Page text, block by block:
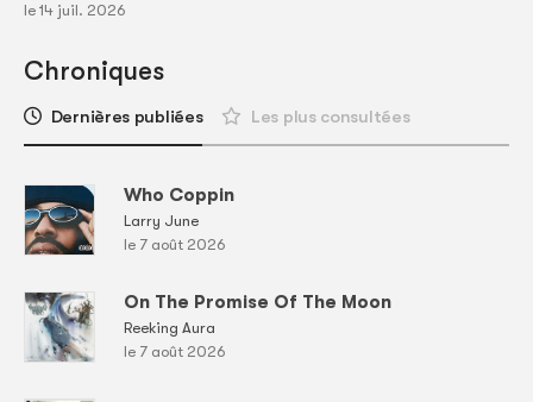
le 14 juil. 2026
Chroniques
Dernières publiées Les plus consultées
Who Coppin
Larry June
le 7 août 2026
On The Promise Of The Moon
Reeking Aura
le 7 août 2026